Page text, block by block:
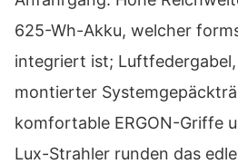
625-Wh-Akku, welcher
integriert ist;
montierter
komfortable ERGON-Griffe
Lux-Strahler runden das